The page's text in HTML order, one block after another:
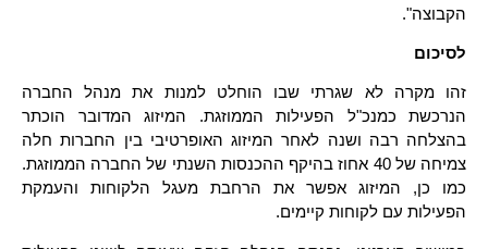
הקבוצה".
לסיכום
זהו מקרה לא שגרתי שבו הוחלט למנות את מנהל החברה
הנרכשת כמנכ"ל הפעילות הממוזגת. המיזוג המדובר הוכתר
בהצלחה רבה ושנה לאחר המיזוג האופרטיבי בין החברות חלה
צמיחה של 40 אחוז בהיקף ההכנסות השנתי של החברה הממוזגת.
כמו כן, המיזוג אפשר את הרחבת מעגל הלקוחות והעמקת
הפעילות עם לקוחות קיימים.